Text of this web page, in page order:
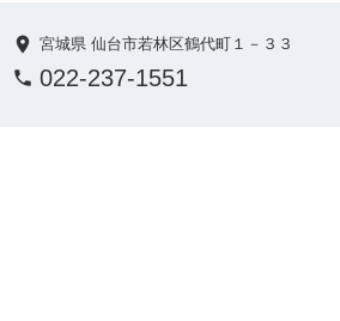
宮城県 仙台市若林区鶴代町１－３３
022-237-1551